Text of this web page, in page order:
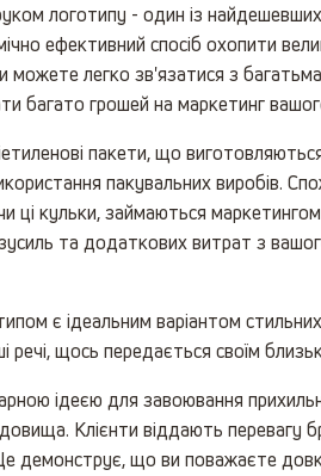
логотипу - один із
ефективний спосіб охопити
можете легко зв'язатися з
багато грошей на маркетинг
пакети, що
пакувальних виробів.
ці кульки, займаються
та додаткових витрат з
є ідеальним варіантом
речі, щось передається своїм
ідеєю для завоювання
Клієнти віддають перевагу
Це демонструє, що ви поважаєте